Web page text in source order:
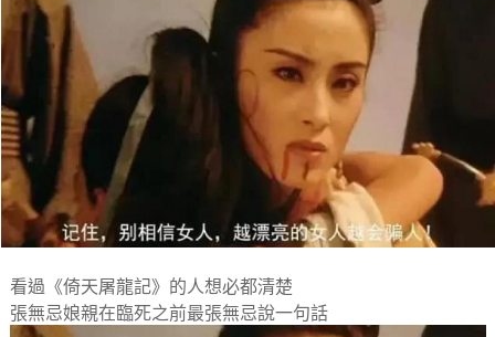
看過《倚天屠龍記》的人想必都清楚
張無忌娘親在臨死之前最張無忌說一句話